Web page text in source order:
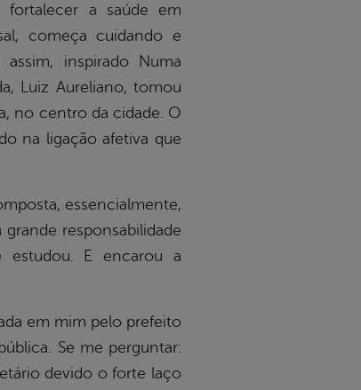
fortalecer a saúde em
começa cuidando e
inspirado Numa
Luiz Aureliano, tomou
no centro da cidade. O
na ligação afetiva que
essencialmente,
responsabilidade
E encarou a
em mim pelo prefeito
Se me perguntar:
devido o forte laço